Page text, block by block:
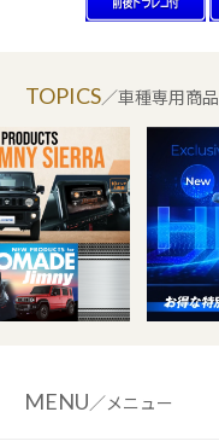
／車種専用商品
MENU／メニュー